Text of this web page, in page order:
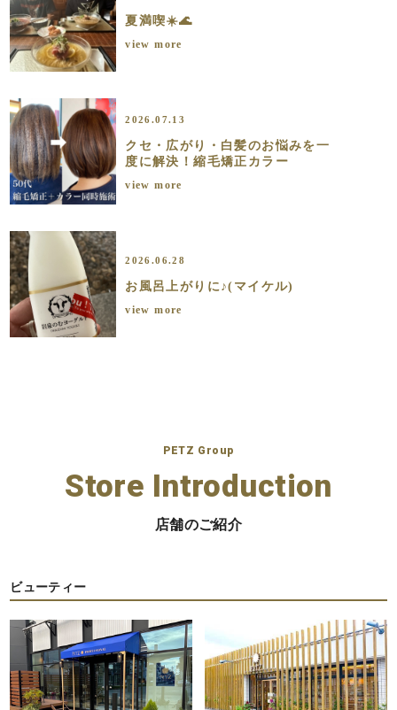
夏満喫☀️🌊
view more
2026.07.13
クセ・広がり・白髪のお悩みを一
度に解決！縮毛矯正カラー
view more
2026.06.28
お風呂上がりに♪(マイケル)
view more
PETZ Group
Store Introduction
店舗のご紹介
ビューティー